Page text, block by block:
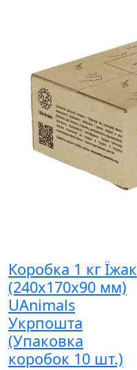
Коробка 1 кг Їжак
(240х170х90 мм)
UAnimals
Укрпошта
(Упаковка
коробок 10 шт.)